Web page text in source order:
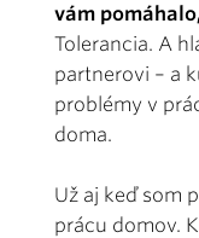
vám
Tolerancia. A
partnerovi – a
problémy v
doma.
Už aj keď som
prácu domov.